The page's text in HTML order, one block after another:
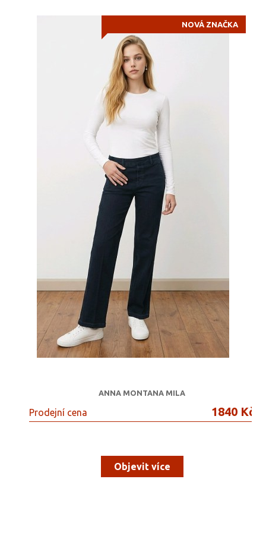
NOVÁ ZNAČKA
ANNA MONTANA MILA
Prodejní cena 1840 Kč
Objevit více